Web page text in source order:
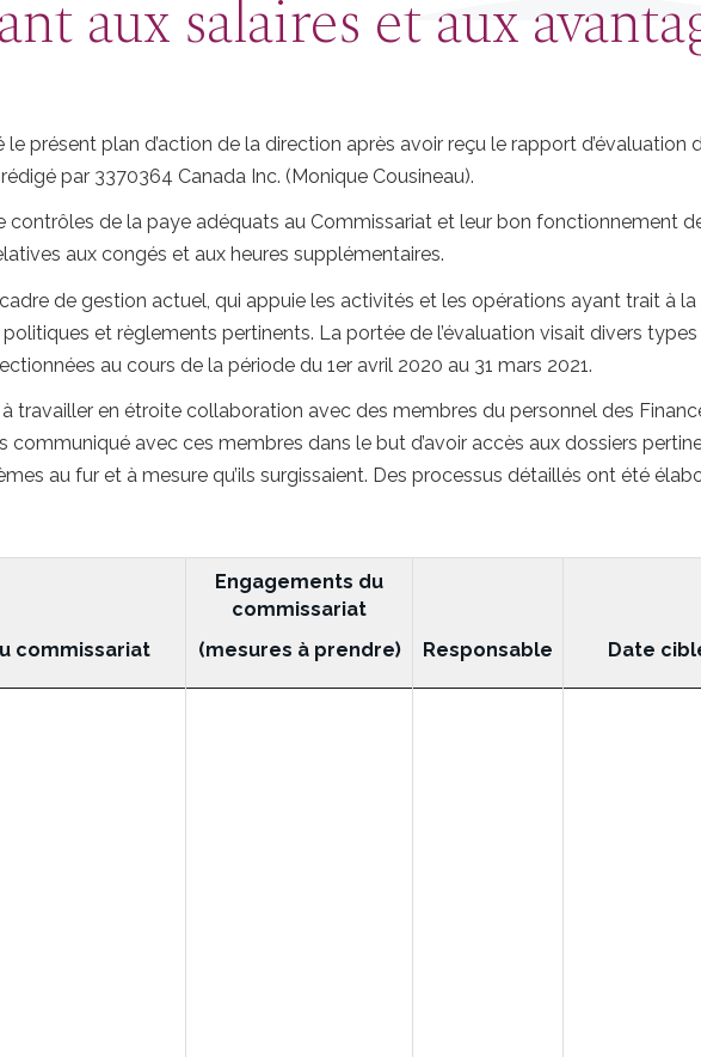
aux salaires et aux
présent plan d’action de la direction après avoir reçu le rapport d’évaluation
par 3370364 Canada Inc. (Monique Cousineau).
contrôles de la paye adéquats au Commissariat et leur bon fonctionnement
aux congés et aux heures supplémentaires.
de gestion actuel, qui appuie les activités et les opérations ayant trait à
et règlements pertinents. La portée de l’évaluation visait divers
au cours de la période du 1er avril 2020 au 31 mars 2021.
travailler en étroite collaboration avec des membres du personnel des
communiqué avec ces membres dans le but d’avoir accès aux dossiers
au fur et à mesure qu’ils surgissaient. Des processus détaillés ont été
Plan
d’action
commissariat
Engagements du
commissariat
(mesures à prendre) Responsable Date